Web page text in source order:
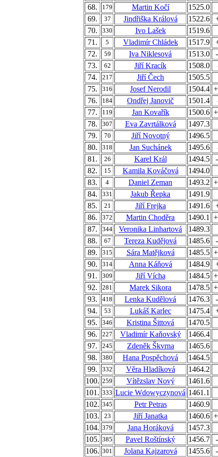
68.
179 Martin Kočí
1525.0
69.
37 Jindřiška Králová 1522.6
70.
330 Ivo Lašek
1519.6
71.
5 Vladimír Chládek 1517.9
72.
59 Iva Niklesová 1513.0
73.
62 Jiří Kracík 1508.0
74.
217 Jiří Čech
1505.5
75.
316 Josef Nerodil 1504.4
76.
184 Ondřej Janovič 1501.4
77.
119 Jan Kovařík 1500.6
78.
307 Eva Zavrtálková
1497.3
79.
70 Jiří Novotný
1496.5
80.
318 Jan Suchánek 1495.6
81.
26 Karel Král 1494.5
82.
15 Kamila Kováčová
1494.0
83.
4 Daniel Zeman 1493.2
84.
331 Jakub Řepka
1491.9
85.
21 Jiří Frejka 1491.6
86.
372 Martin Choděra 1490.1
87.
344 Veronika Linhartová
1489.3
88.
67 Tereza Kudějová 1485.6
89.
315 Sára Matějková 1485.5
90.
314 Anna Káňová 1484.9
91.
309 Jiří Vícha 1484.5
92.
281 Marek Sikora 1478.5
93.
418 Lenka Kudělová 1476.3
94.
53 Lukáš Karlec 1475.4
95.
346 Kristina Šittová
1470.5
96.
227 Vladimír Kaňovský
1466.4
97.
245 Zdeněk Škvrna
1465.6
98.
380 Hana Pospěchová
1464.5
99.
332 Věra Hladíková
1464.2
100. 259 Vítězslav Nový
1461.6
101. 333 Lucie Wdowyczynová 1461.1
102. 345 Petr Petras
1460.9
103.
23 Jiří Janatka 1460.6
104. 379 Jana Horáková
1457.3
105. 385 Pavel Roštínský 1456.7
106. 301 Jolana Kajzarová 1455.6